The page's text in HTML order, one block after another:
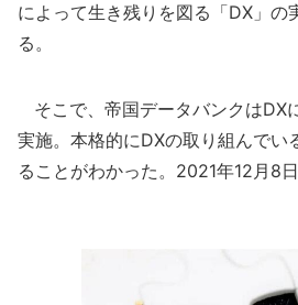
によって生き残りを図る「DX」の
る。
そこで、帝国データバンクはDX
実施。本格的にDXの取り組んでい
ることがわかった。2021年12月8日